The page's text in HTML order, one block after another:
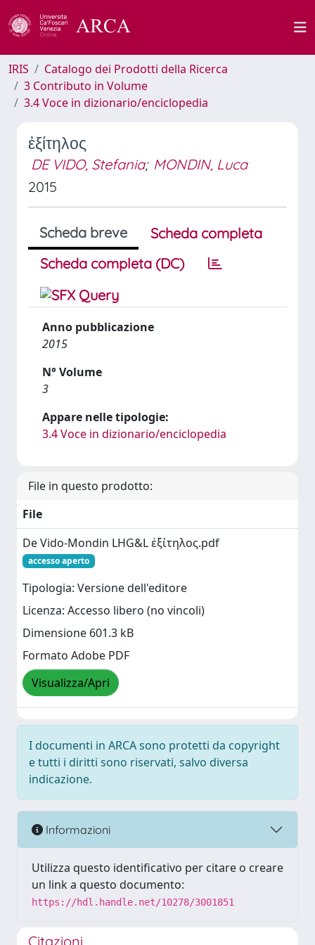
IRIS
Catalogo dei Prodotti della Ricerca
3 Contributo in Volume
3.4 Voce in dizionario/enciclopedia
ἐξίτηλος
DE VIDO, Stefania; MONDIN, Luca
2015
Scheda breve
Scheda completa
Scheda completa (DC)
Anno pubblicazione
2015
N° Volume
3
Appare nelle tipologie:
3.4 Voce in dizionario/enciclopedia
File in questo prodotto:
File
De Vido-Mondin LHG&L ἐξίτηλος.pdf
accesso aperto
Tipologia: Versione dell'editore
Licenza: Accesso libero (no vincoli)
Dimensione 601.3 kB
Formato Adobe PDF
Visualizza/Apri
I documenti in ARCA sono protetti da copyright
e tutti i diritti sono riservati, salvo diversa
indicazione.
Informazioni
Utilizza questo identificativo per citare o creare
un link a questo documento:
https://hdl.handle.net/10278/3001851
Citazioni